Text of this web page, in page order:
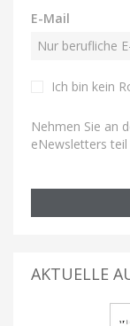
E-Mail
Ich bin kein
Nehmen Sie an
eNewsletters teil
AKTUELLE